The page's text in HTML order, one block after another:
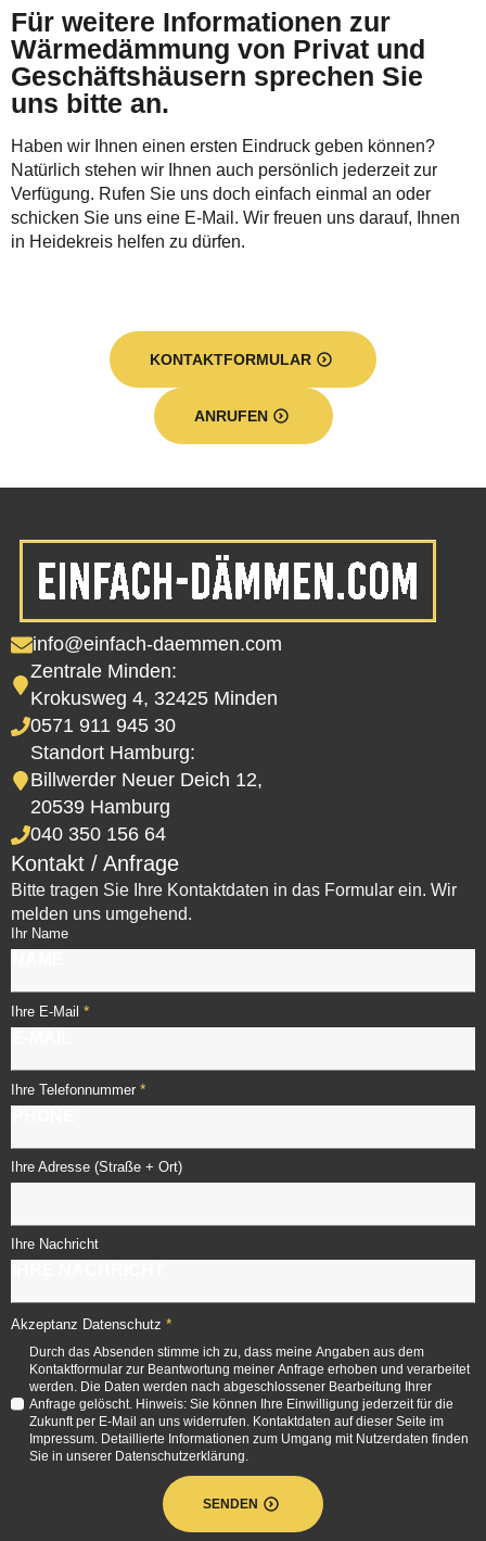
Für weitere Informationen zur
Wärmedämmung von Privat und
Geschäftshäusern sprechen Sie
uns bitte an.
Haben wir Ihnen einen ersten Eindruck geben können?
Natürlich stehen wir Ihnen auch persönlich jederzeit zur
Verfügung. Rufen Sie uns doch einfach einmal an oder
schicken Sie uns eine E-Mail. Wir freuen uns darauf, Ihnen
in Heidekreis helfen zu dürfen.
KONTAKTFORMULAR
ANRUFEN
info@einfach-daemmen.com
Zentrale Minden:
Krokusweg 4, 32425 Minden
0571 911 945 30
Standort Hamburg:
Billwerder Neuer Deich 12,
20539 Hamburg
040 350 156 64
Kontakt / Anfrage
Bitte tragen Sie Ihre Kontaktdaten in das Formular ein. Wir
melden uns umgehend.
Ihr Name
Ihre E-Mail *
Ihre Telefonnummer *
Ihre Adresse (Straße + Ort)
Ihre Nachricht
Akzeptanz Datenschutz *
Durch das Absenden stimme ich zu, dass meine Angaben aus dem
Kontaktformular zur Beantwortung meiner Anfrage erhoben und verarbeitet
werden. Die Daten werden nach abgeschlossener Bearbeitung Ihrer
Anfrage gelöscht. Hinweis: Sie können Ihre Einwilligung jederzeit für die
Zukunft per E-Mail an uns widerrufen. Kontaktdaten auf dieser Seite im
Impressum. Detaillierte Informationen zum Umgang mit Nutzerdaten finden
Sie in unserer Datenschutzerklärung.
SENDEN